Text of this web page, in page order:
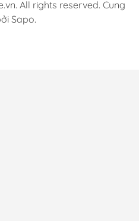
All rights reserved. Cung
Sapo.